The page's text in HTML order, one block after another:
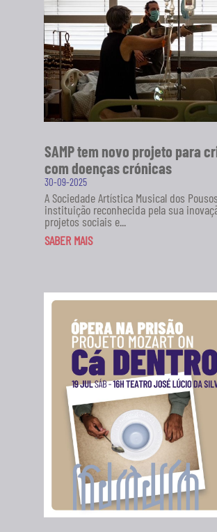
SABER MAIS
SAMP tem novo projeto para
com doenças crónicas
30-09-2025
A Sociedade Artística Musical dos Pousos
instituição reconhecida pela sua
projetos sociais e...
SABER MAIS